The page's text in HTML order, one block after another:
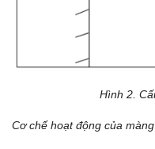
Hình 2.
Cơ chế hoạt động của